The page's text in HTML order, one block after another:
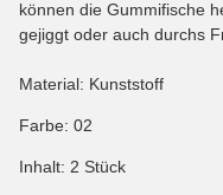
können die Gummifische
gejiggt oder auch durchs
Material: Kunststoff
Farbe: 02
Inhalt: 2 Stück